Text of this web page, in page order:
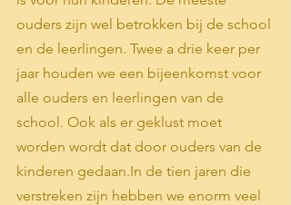
ouders zijn wel betrokken bij de school
en de leerlingen. Twee a drie keer per
jaar houden we een bijeenkomst voor
alle ouders en leerlingen van de
school. Ook als er geklust moet
worden wordt dat door ouders van de
kinderen gedaan.In de tien jaren die
verstreken zijn hebben we enorm veel